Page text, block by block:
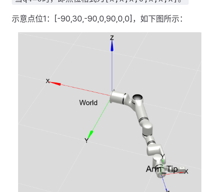
示意点位1：[-90,30,-90,0,90,0,0]，如下图所示：